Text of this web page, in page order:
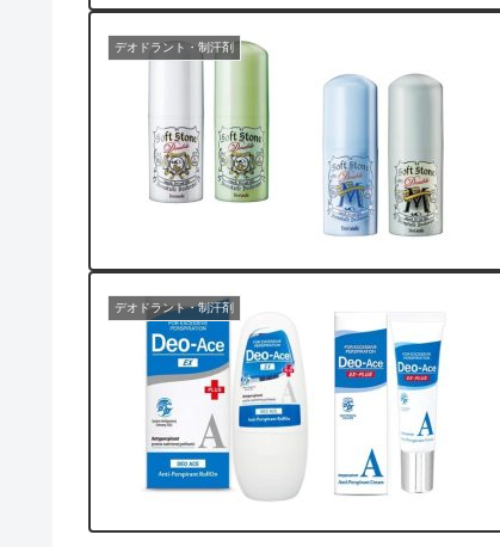
デオドラント・制汗剤
デオドラント・制汗剤